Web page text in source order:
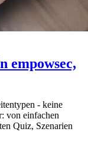
empowsec,
- keine
von einfachen
Quiz, Szenarien